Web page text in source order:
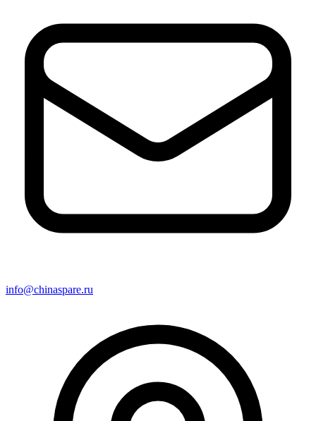
info@chinaspare.ru